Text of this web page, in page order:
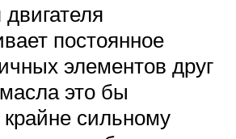
постоянное
элементов друг
это бы
сильному